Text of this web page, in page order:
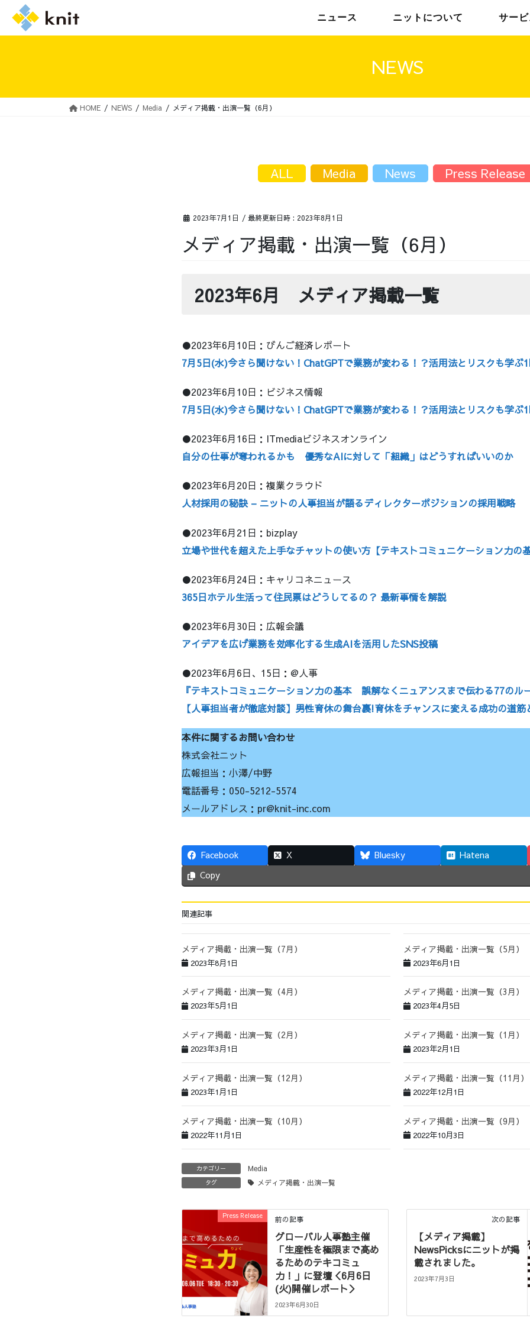
ニュース ニットについて サービ
NEWS
HOME NEWS Media メディア掲載・出演一覧（6月）
2023年7月1日 / 最終更新日時 : 2023年8月1日
メディア掲載・出演一覧（6月）
2023年6月 メディア掲載一覧
●2023年6月10日：びんご経済レポート
7月5日(水)今さら聞けない！ChatGPTで業務が変わる！？活用法とリスクも学ぶ
●2023年6月10日：ビジネス情報
7月5日(水)今さら聞けない！ChatGPTで業務が変わる！？活用法とリスクも学ぶ
●2023年6月16日：ITmediaビジネスオンライン
自分の仕事が奪われるかも 優秀なAIに対して「組織」はどうすればいいのか
●2023年6月20日：複業クラウド
人材採用の秘訣 – ニットの人事担当が語るディレクターポジションの採用戦略
●2023年6月21日：bizplay
立場や世代を超えた上手なチャットの使い方【テキストコミュニケーション力の基
●2023年6月24日：キャリコネニュース
365日ホテル生活って住民票はどうしてるの？ 最新事情を解説
●2023年6月30日：広報会議
アイデアを広げ業務を効率化する生成AIを活用したSNS投稿
●2023年6月6日、15日：@人事
『テキストコミュニケーション力の基本 誤解なくニュアンスまで伝わる77のル
【人事担当者が徹底対談】男性育休の舞台裏!育休をチャンスに変える成功の道筋
本件に関するお問い合わせ
株式会社ニット
広報担当：小澤/中野
電話番号：050-5212-5574
メールアドレス：pr@knit-inc.com
Facebook X Bluesky Hatena
Copy
関連記事
メディア掲載・出演一覧（7月）
2023年8月1日
メディア掲載・出演一覧（5月）
2023年6月1日
メディア掲載・出演一覧（4月）
2023年5月1日
メディア掲載・出演一覧（3月）
2023年4月5日
メディア掲載・出演一覧（2月）
2023年3月1日
メディア掲載・出演一覧（1月）
2023年2月1日
メディア掲載・出演一覧（12月）
2023年1月1日
メディア掲載・出演一覧（11月）
2022年12月1日
メディア掲載・出演一覧（10月）
2022年11月1日
メディア掲載・出演一覧（9月）
2022年10月3日
カテゴリー Media
タグ メディア掲載・出演一覧
Press Release 前の記事
グローバル人事塾主催
「生産性を極限まで高め
るためのテキコミュ
力！」に登壇＜6月6日
(火)開催レポート＞
2023年6月30日
次の記事
【メディア掲載】
NewsPicksにニットが掲
載されました。
2023年7月3日
ALL Media News Press Release